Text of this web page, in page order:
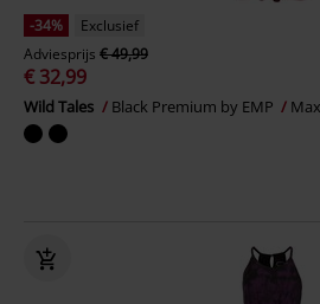
-34%
Exclusief
Adviesprijs € 49,99
€ 32,99
Wild Tales Black Premium by EMP